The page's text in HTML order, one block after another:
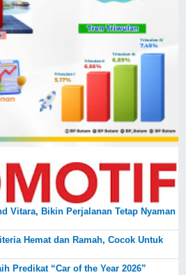
Vitara, Bikin Perjalanan Tetap Nyaman
Hemat dan Ramah, Cocok Untuk
Predikat “Car of the Year 2026”